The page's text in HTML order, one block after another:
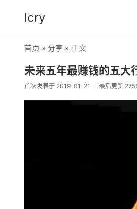
lcry
首页 » 分享 » 正文
未来五年最赚钱的五大
首次发表于 2019-01-21 最后更新